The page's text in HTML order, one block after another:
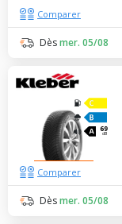
Dèsmer. 05/08
Comparer
69
dB
Dèsmer. 05/08
Comparer